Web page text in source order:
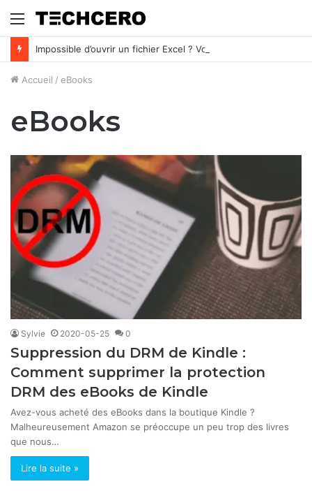
Menu
Impossible d’ouvrir un fichier Excel ? Voici 7 solutions !
Accueil / eBooks
eBooks
Sylvie 2020-05-25 0
Suppression du DRM de Kindle :
Comment supprimer la protection
DRM des eBooks de Kindle
Avez-vous acheté des eBooks dans la boutique Kindle ?
Malheureusement Amazon se préoccupe un peu trop des livres
que nous…
Lire la suite »